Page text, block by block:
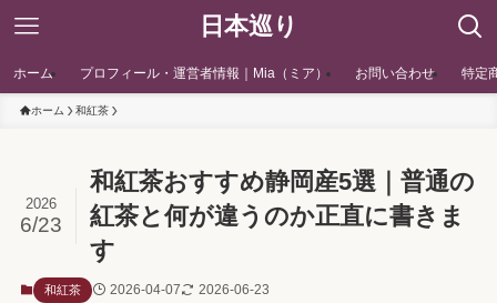
日本巡り
ホーム プロフィール・運営者情報｜Mia（ミア） お問い合わせ 特定
ホーム 和紅茶
和紅茶おすすめ静岡産5選｜普通の
紅茶と何が違うのか正直に書きま
す
2026
6/23
和紅茶 2026-04-07 2026-06-23